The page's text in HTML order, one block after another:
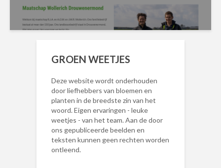
GROEN WEETJES
Deze website wordt onderhouden
door liefhebbers van bloemen en
planten in de breedste zin van het
woord. Eigen ervaringen - leuke
weetjes - van het team. Aan de door
ons gepubliceerde beelden en
teksten kunnen geen rechten worden
ontleend.